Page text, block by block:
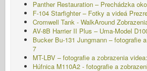
Panther Restauration – Prechádzka
F-104 Starfighter – Fotky a videá
Cromwell Tank - WalkAround
AV-8B Harrier II Plus – Uma-Model
Bucker Bu-131 Jungmann – fotografie
7
MT-LBV – fotografie a zobrazenia
Húfnica M110A2 - fotografie a